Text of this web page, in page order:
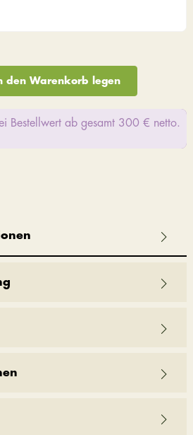
den Warenkorb legen
Bestellwert ab gesamt 300 € netto.